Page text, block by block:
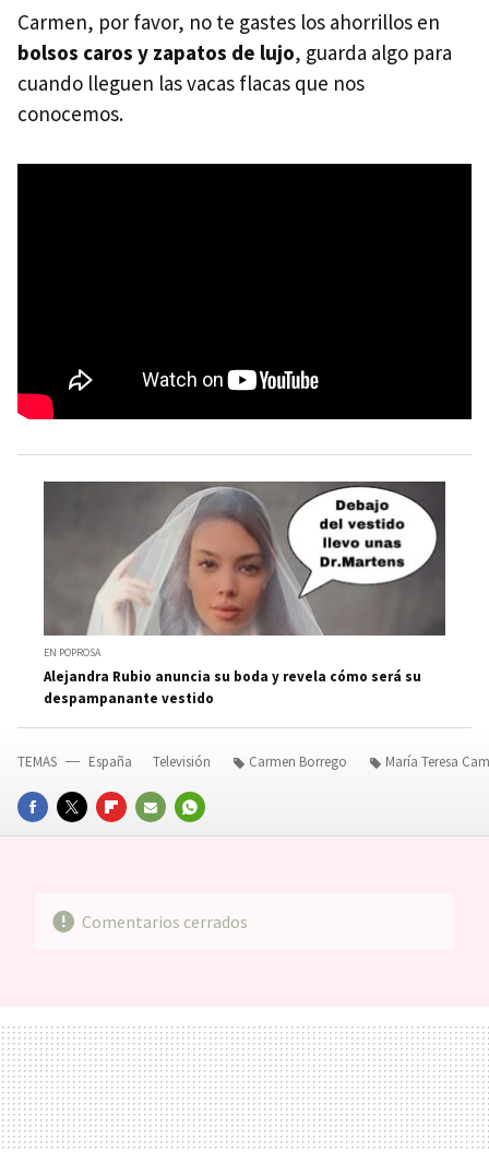
Carmen, por favor, no te gastes los ahorrillos en
bolsos caros y zapatos de lujo, guarda algo para
cuando lleguen las vacas flacas que nos
conocemos.
EN POPROSA
Alejandra Rubio anuncia su boda y revela cómo será su
despampanante vestido
FACEBOOKTWITTERFLIPBOARD
E-
WHATSAPP
TEMAS España Televisión Carmen Borrego María Teresa
Comentarios cerrados